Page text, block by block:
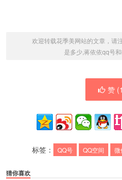
欢迎转载花季美网站的文章，请
是多少,蒋依依qq号
赞 (
标签： QQ号 QQ空间 微
猜你喜欢